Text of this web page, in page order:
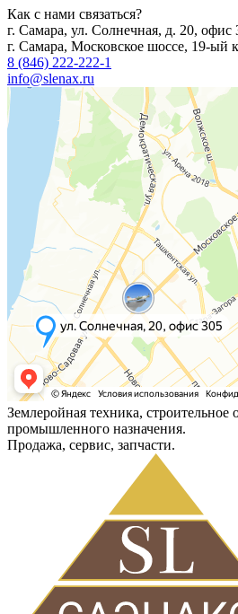
Как с нами связаться?
г. Самара, ул. Солнечная, д. 20, офис
г. Самара, Московское шоссе, 19-ый
8 (846) 222-222-1
info@slenax.ru
Землеройная техника, строительное
промышленного назначения.
Продажа, сервис, запчасти.